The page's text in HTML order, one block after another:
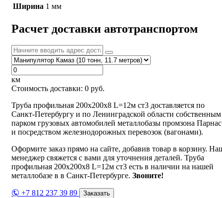
Ширина 1 мм
Расчет доставки автотранспортом
км
Стоимость доставки: 0 руб.
Труба профильная 200х200х8 L=12м ст3 доставляется по
Санкт-Петербургу и по Ленинградской области собственным
парком грузовых автомобилей металлобазы промзона Парнас
и посредством железнодорожных перевозок (вагонами).
Оформите заказ прямо на сайте, добавив товар в корзину.
менеджер свяжется с вами для уточнения деталей. Труба
профильная 200х200х8 L=12м ст3 есть в наличии на нашей
металлобазе в в Санкт-Петербурге. Звоните!
+7 812 237 39 89 Заказать